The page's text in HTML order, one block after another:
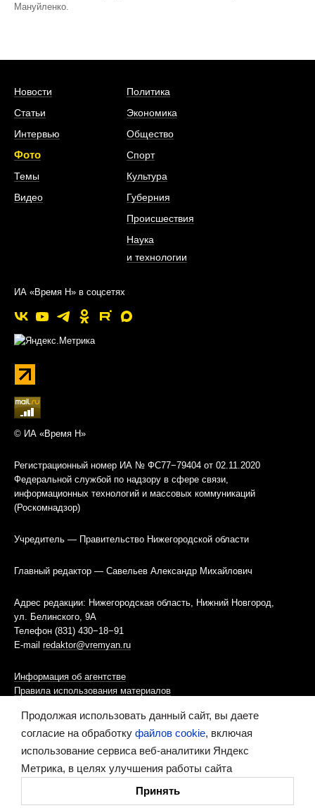
Мануйленко.
Новости
Статьи
Интервью
Фото
Темы
Видео
Политика
Экономика
Общество
Спорт
Культура
Губерния
Происшествия
Наука
и технологии
ИА «Время Н» в соцсетях
© ИА «Время Н»
Регистрационный номер ИА № ФС77−79404 от 02.11.2020
Федеральной службой по надзору в сфере связи,
информационных технологий и массовых коммуникаций
(Роскомнадзор)
Учредитель — Правительство Нижегородской области
Главный редактор — Савельев Александр Михайлович
Адрес редакции: Нижегородская область, Нижний Новгород,
ул. Белинского, 9А
Телефон (831) 430−18−91
E-mail redaktor@vremyan.ru
Информация об агентстве
Правила использования материалов
Информационная политика использования «cookies»-файлов
Ресурс содержит материалы 16+
Продолжая использовать данный сайт, вы даете
согласие на обработку файлов cookie, включая
использование сервиса веб-аналитики Яндекс
Метрика, в целях улучшения работы сайта
Принять